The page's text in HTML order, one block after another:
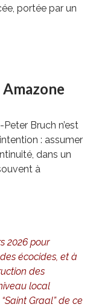
portée par un
Bruch n’est
: assumer
dans un
à
2026 pour
écocides, et à
des
local
Graal” de ce